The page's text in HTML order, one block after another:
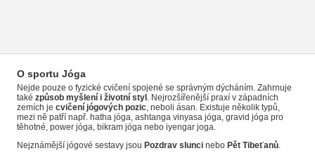
O sportu Jóga
Nejde pouze o fyzické cvičení spojené se správným dýcháním. Zahrnuje
také způsob myšlení i životní styl . Nejrozšířenější praxí v západních
zemích je cvičení jógových pozic , neboli ásan. Existuje několik typů,
mezi ně patří např. hatha jóga, ashtanga vinyasa jóga, gravid jóga pro
těhotné, power jóga, bikram jóga nebo iyengar joga.
Nejznámější jógové sestavy jsou Pozdrav slunci nebo Pět Tibeťanů